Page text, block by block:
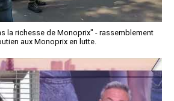
la richesse de Monoprix" - rassemblement
aux Monoprix en lutte.